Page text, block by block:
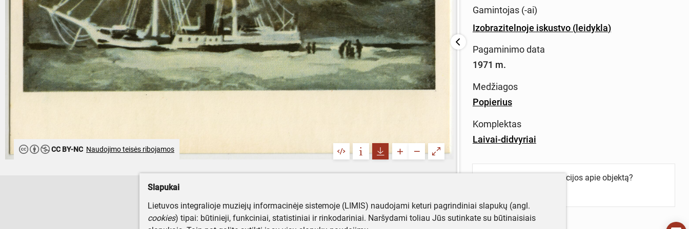
CC BY-NC Naudojimo teisės ribojamos
Gamintojas (-ai)
Izobrazitelnoje iskustvo (leidykla)
Pagaminimo data
1971 m.
Medžiagos
Popierius
Komplektas
Laivai-didvyriai
Turite daugiau informacijos apie objektą?
Slapukai
Lietuvos integralioje muziejų informacinėje sistemoje (LIMIS) naudojami keturi pagrindiniai slapukų (angl.
cookies) tipai: būtinieji, funkciniai, statistiniai ir rinkodariniai. Naršydami toliau Jūs sutinkate su būtinaisiais